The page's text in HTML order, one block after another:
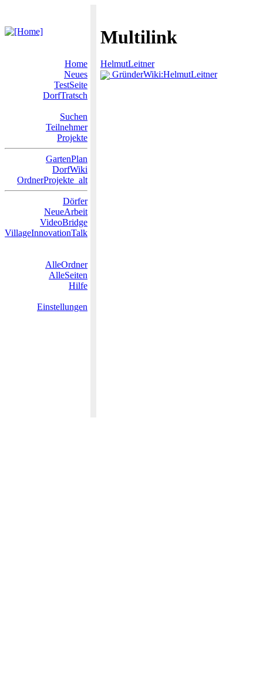
Multilink
Home
Neues
TestSeite
DorfTratsch
Suchen
Teilnehmer
Projekte
GartenPlan
DorfWiki
OrdnerProjekte_alt
Dörfer
NeueArbeit
VideoBridge
VillageInnovationTalk
AlleOrdner
AlleSeiten
Hilfe
Einstellungen
HelmutLeitner
GründerWiki:HelmutLeitner